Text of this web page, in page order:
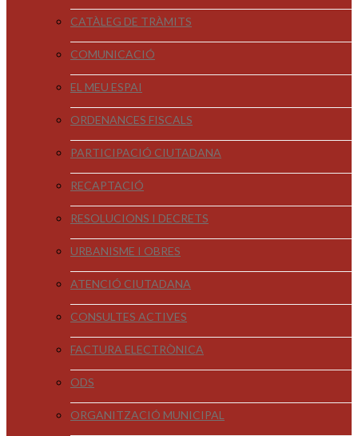
CATÀLEG DE TRÀMITS
COMUNICACIÓ
EL MEU ESPAI
ORDENANCES FISCALS
PARTICIPACIÓ CIUTADANA
RECAPTACIÓ
RESOLUCIONS I DECRETS
URBANISME I OBRES
ATENCIÓ CIUTADANA
CONSULTES ACTIVES
FACTURA ELECTRÒNICA
ODS
ORGANITZACIÓ MUNICIPAL